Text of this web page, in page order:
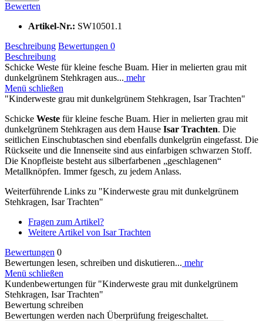
Bewerten
Artikel-Nr.: SW10501.1
Beschreibung Bewertungen 0
Beschreibung
Schicke Weste für kleine fesche Buam. Hier in melierten grau mit
dunkelgrünem Stehkragen aus... mehr
Menü schließen
"Kinderweste grau mit dunkelgrünem Stehkragen, Isar Trachten"
Schicke Weste für kleine fesche Buam. Hier in melierten grau mit
dunkelgrünem Stehkragen aus dem Hause Isar Trachten. Die
seitlichen Einschubtaschen sind ebenfalls dunkelgrün eingefasst. Die
Rückseite und die Innenseite sind aus einfarbigen schwarzen Stoff.
Die Knopfleiste besteht aus silberfarbenen „geschlagenen“
Metallknöpfen. Immer fgesch, zu jedem Anlass.
Weiterführende Links zu "Kinderweste grau mit dunkelgrünem
Stehkragen, Isar Trachten"
Fragen zum Artikel?
Weitere Artikel von Isar Trachten
Bewertungen 0
Bewertungen lesen, schreiben und diskutieren... mehr
Menü schließen
Kundenbewertungen für "Kinderweste grau mit dunkelgrünem
Stehkragen, Isar Trachten"
Bewertung schreiben
Bewertungen werden nach Überprüfung freigeschaltet.